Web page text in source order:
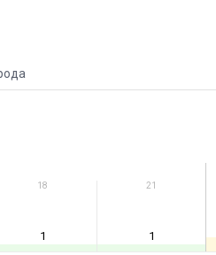
18
1
21
1